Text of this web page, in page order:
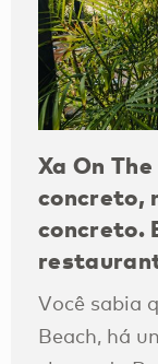
Xa On
concreto,
concreto.
Você sabia
Beach, há